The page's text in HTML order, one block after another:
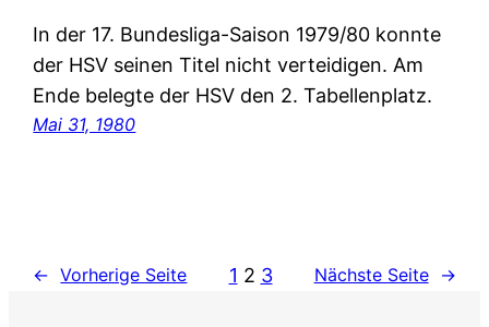
In der 17. Bundesliga-Saison 1979/80 konnte
der HSV seinen Titel nicht verteidigen. Am
Ende belegte der HSV den 2. Tabellenplatz.
Mai 31, 1980
← Vorherige Seite 1 2 3 Nächste Seite →